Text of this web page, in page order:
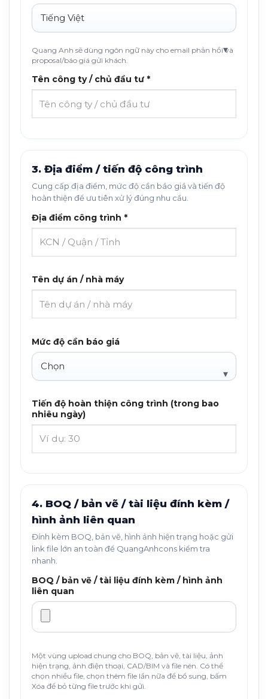
Quang Anh sẽ dùng ngôn ngữ này cho email phản hồi và
proposal/báo giá gửi khách.
Tên công ty / chủ đầu tư *
3. Địa điểm / tiến độ công trình
Cung cấp địa điểm, mức độ cần báo giá và tiến độ
hoàn thiện để ưu tiên xử lý đúng nhu cầu.
Địa điểm công trình *
Tên dự án / nhà máy
Mức độ cần báo giá
Tiến độ hoàn thiện công trình (trong bao
nhiêu ngày)
4. BOQ / bản vẽ / tài liệu đính kèm /
hình ảnh liên quan
Đính kèm BOQ, bản vẽ, hình ảnh hiện trạng hoặc gửi
link file lớn an toàn để QuangAnhcons kiểm tra
nhanh.
BOQ / bản vẽ / tài liệu đính kèm / hình ảnh
liên quan
Một vùng upload chung cho BOQ, bản vẽ, tài liệu, ảnh
hiện trạng, ảnh điện thoại, CAD/BIM và file nén. Có thể
chọn nhiều file, chọn thêm file lần nữa để bổ sung, bấm
Xóa để bỏ từng file trước khi gửi.